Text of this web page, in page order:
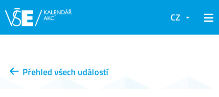
CZ
Přehled všech událostí